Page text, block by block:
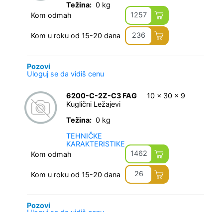
Težina: 0 kg
Kom odmah
1257
Kom u roku od 15-20 dana 236
Pozovi
Uloguj se da vidiš cenu
6200-C-2Z-C3 FAG
Kuglični Ležajevi
Težina: 0 kg
TEHNIČKE
KARAKTERISTIKE
10 x 30 x 9
Kom odmah 1462
Kom u roku od 15-20 dana 26
Pozovi